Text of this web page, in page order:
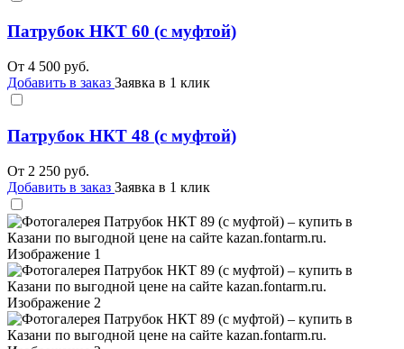
Патрубок НКТ 60 (с муфтой)
От 4 500 руб.
Добавить в заказ Заявка в 1 клик
Патрубок НКТ 48 (с муфтой)
От 2 250 руб.
Добавить в заказ Заявка в 1 клик